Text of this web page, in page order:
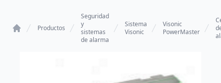
Productos
Seguridad
y
sistemas
de alarma
Sistema
Visonic
Visonic
PowerMaster